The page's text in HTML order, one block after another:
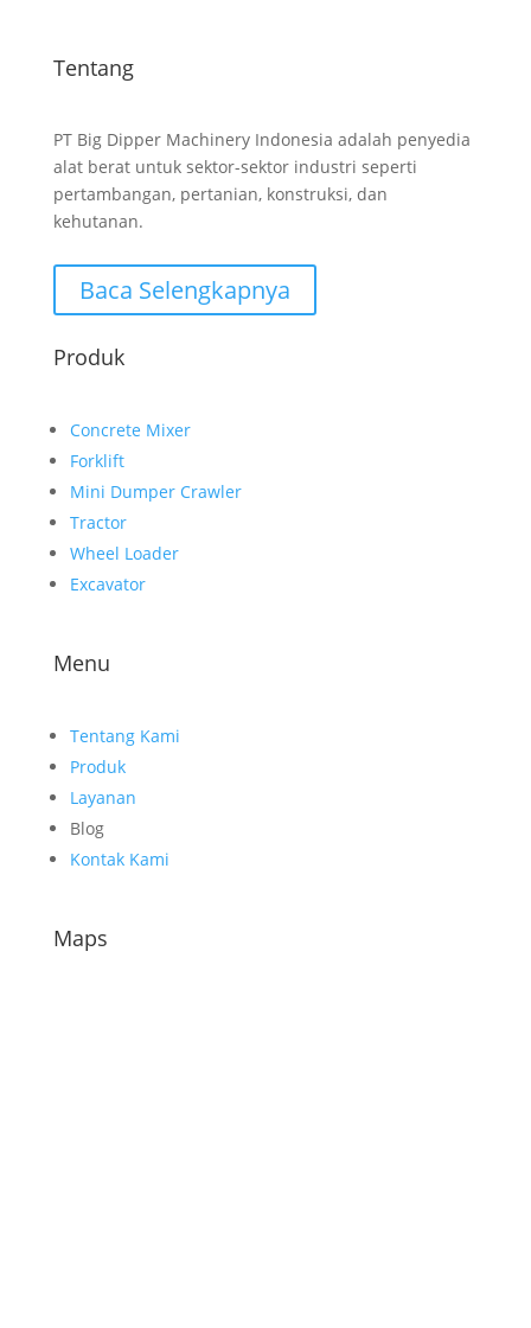
Tentang
PT Big Dipper Machinery Indonesia adalah penyedia
alat berat untuk sektor-sektor industri seperti
pertambangan, pertanian, konstruksi, dan
kehutanan.
Baca Selengkapnya
Produk
Concrete Mixer
Forklift
Mini Dumper Crawler
Tractor
Wheel Loader
Excavator
Menu
Tentang Kami
Produk
Layanan
Blog
Kontak Kami
Maps